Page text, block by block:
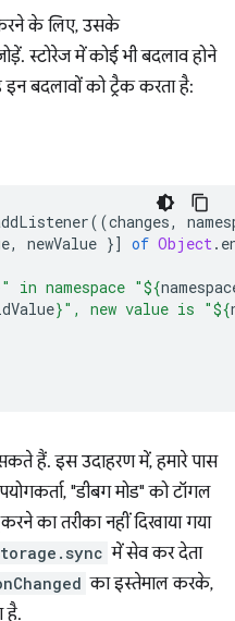
करने के लिए, उसके
स्टोरेज में कोई भी बदलाव होने
इन बदलावों को ट्रैक करता है:
((changes,
, newValue }] of Object.
" in namespace "${
}", new value is "${
हैं. इस उदाहरण में, हमारे पास
"डीबग मोड" को टॉगल
का तरीका नहीं दिखाया गया
में सेव कर देता
का इस्तेमाल करके,
है.